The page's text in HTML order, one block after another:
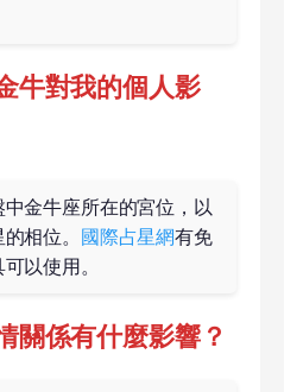
牛對我的個人影
金牛座所在的宮位，以
相位。 國際占星網有免
以使用。
關係有什麼影響？